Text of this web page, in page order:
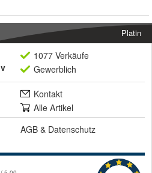
Platin
1077 Verkäufe
Gewerblich
Kontakt
Alle Artikel
AGB & Datenschutz